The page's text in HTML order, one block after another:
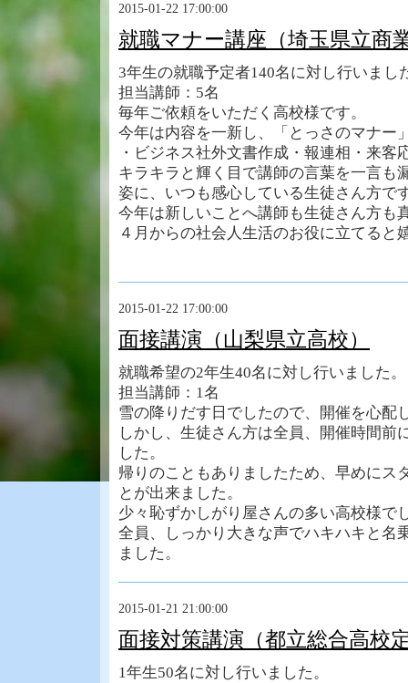
2015-01-22 17:00:00
就職マナー講座（埼玉県立商
3年生の就職予定者140名に対し行いまし
担当講師：5名
毎年ご依頼をいただく高校様です。
今年は内容を一新し、「とっさのマナー
・ビジネス社外文書作成・報連相・来客
キラキラと輝く目で講師の言葉を一言も
姿に、いつも感心している生徒さん方で
今年は新しいことへ講師も生徒さん方も
４月からの社会人生活のお役に立てると
2015-01-22 17:00:00
面接講演（山梨県立高校）
就職希望の2年生40名に対し行いました。
担当講師：1名
雪の降りだす日でしたので、開催を心配
しかし、生徒さん方は全員、開催時間前
した。
帰りのこともありましたため、早めにス
とが出来ました。
少々恥ずかしがり屋さんの多い高校様で
全員、しっかり大きな声でハキハキと名
ました。
2015-01-21 21:00:00
面接対策講演（都立総合高校
1年生50名に対し行いました。